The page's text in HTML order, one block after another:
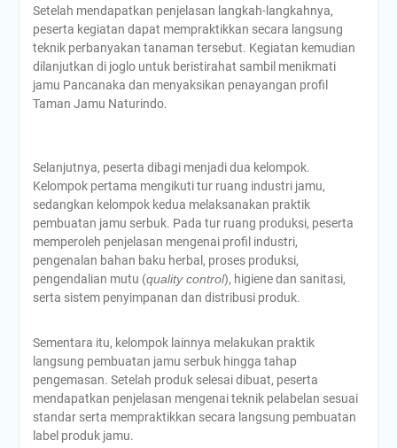
Setelah mendapatkan penjelasan langkah-langkahnya,
peserta kegiatan dapat mempraktikkan secara langsung
teknik perbanyakan tanaman tersebut. Kegiatan kemudian
dilanjutkan di joglo untuk beristirahat sambil menikmati
jamu Pancanaka dan menyaksikan penayangan profil
Taman Jamu Naturindo.
Selanjutnya, peserta dibagi menjadi dua kelompok.
Kelompok pertama mengikuti tur ruang industri jamu,
sedangkan kelompok kedua melaksanakan praktik
pembuatan jamu serbuk. Pada tur ruang produksi, peserta
memperoleh penjelasan mengenai profil industri,
pengenalan bahan baku herbal, proses produksi,
pengendalian mutu (quality control), higiene dan sanitasi,
serta sistem penyimpanan dan distribusi produk.
Sementara itu, kelompok lainnya melakukan praktik
langsung pembuatan jamu serbuk hingga tahap
pengemasan. Setelah produk selesai dibuat, peserta
mendapatkan penjelasan mengenai teknik pelabelan sesuai
standar serta mempraktikkan secara langsung pembuatan
label produk jamu.